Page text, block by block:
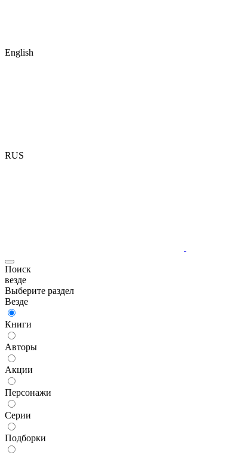
English
RUS
Поиск
везде
Выберите раздел
Везде
Книги
Авторы
Акции
Персонажи
Серии
Подборки